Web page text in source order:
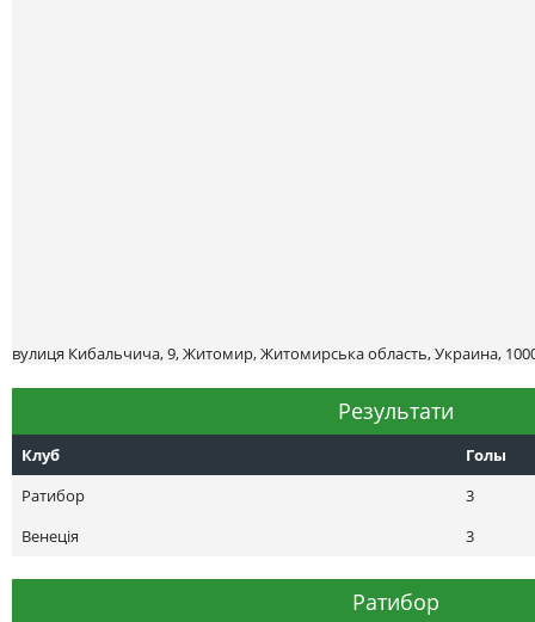
вулиця Кибальчича, 9, Житомир, Житомирська область, Украина,
Результати
Клуб
Голы
Ратибор
3
Венеція
3
Ратибор